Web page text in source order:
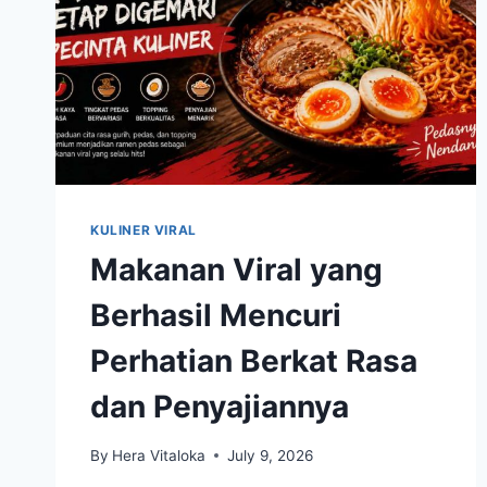
KULINER VIRAL
Makanan Viral yang
Berhasil Mencuri
Perhatian Berkat Rasa
dan Penyajiannya
By Hera Vitaloka July 9, 2026